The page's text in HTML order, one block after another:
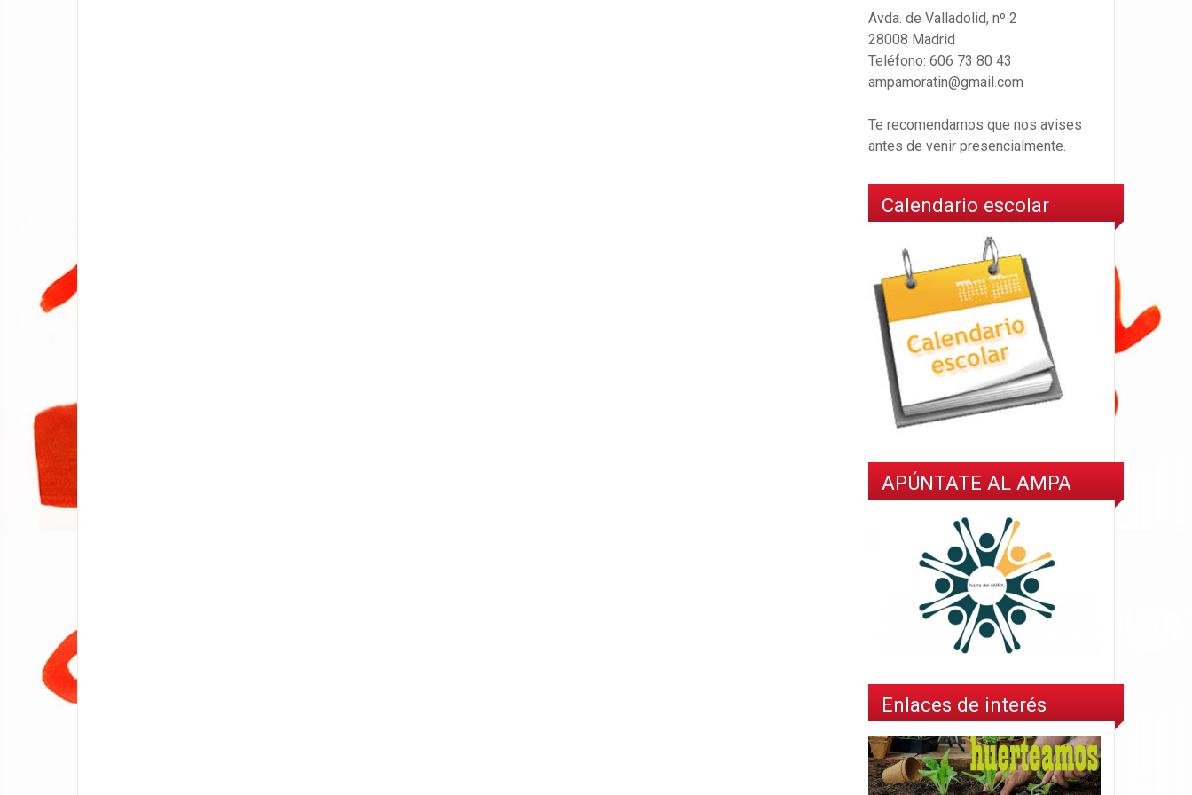
Avda. de Valladolid, nº 2
28008 Madrid
Teléfono: 606 73 80 43
ampamoratin@gmail.com
Te recomendamos que nos avises
antes de venir presencialmente.
Calendario escolar
APÚNTATE AL AMPA
Enlaces de interés